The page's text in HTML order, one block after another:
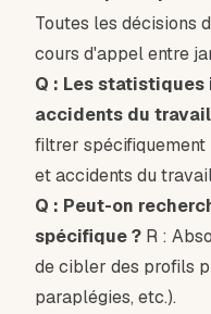
Toutes les décisions
cours d'appel entre
Q : Les
accidents du
filtrer
et accidents du
Q : Peut-on
spécifique ? R :
de cibler des profils
paraplégies, etc.).